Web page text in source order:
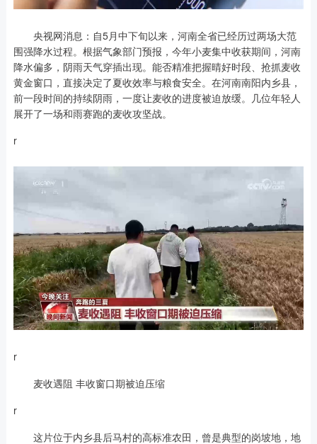
央视网消息：自5月中下旬以来，河南全省已经历过两场大范
围强降水过程。根据气象部门预报，今年小麦集中收获期间，河南
降水偏多，阴雨天气穿插出现。能否精准把握晴好时段、抢抓麦收
黄金窗口，直接决定了夏收效率与粮食安全。在河南南阳内乡县，
前一段时间的持续阴雨，一度让麦收的进度被迫放缓。几位年轻人
展开了一场和雨赛跑的麦收攻坚战。
r
r
麦收遇阻 丰收窗口期被迫压缩
r
这片位于内乡县后马村的高标准农田，曾是典型的岗坡地，地